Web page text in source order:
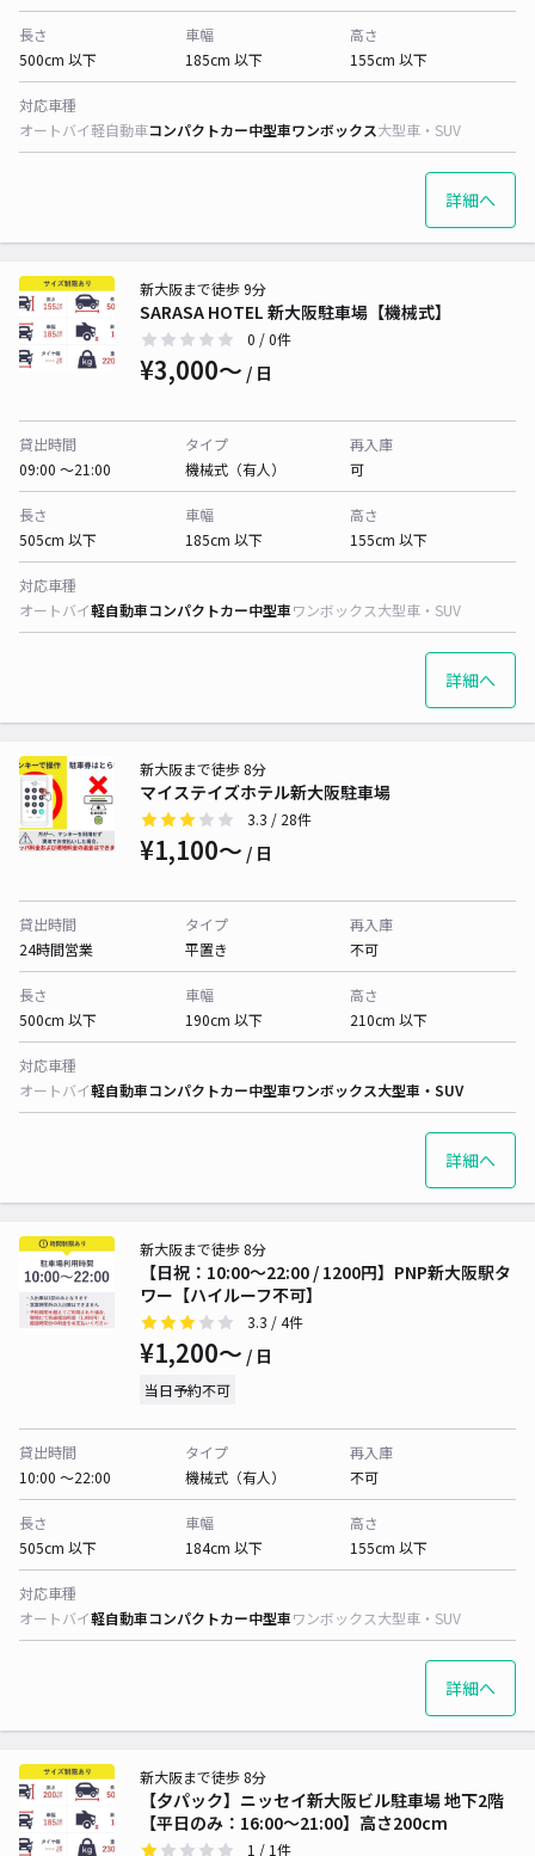
長さ
500cm 以下
車幅
185cm 以下
高さ
155cm 以下
対応車種
オートバイ軽自動車コンパクトカー中型車ワンボックス大型車・SUV
詳細へ
SARASA HOTEL 新大阪駐車場【機械式】
新大阪まで徒歩 9分
0 / 0件
¥3,000〜 / 日
貸出時間
09:00 〜21:00
タイプ
機械式（有人）
再入庫
可
長さ
505cm 以下
車幅
185cm 以下
高さ
155cm 以下
対応車種
オートバイ軽自動車コンパクトカー中型車ワンボックス大型車・SUV
詳細へ
マイステイズホテル新大阪駐車場
新大阪まで徒歩 8分
3.3 / 28件
¥1,100〜 / 日
貸出時間
24時間営業
タイプ
平置き
再入庫
不可
長さ
500cm 以下
車幅
190cm 以下
高さ
210cm 以下
対応車種
オートバイ軽自動車コンパクトカー中型車ワンボックス大型車・SUV
詳細へ
【日祝：10:00～22:00 / 1200円】PNP新大阪駅タ
ワー【ハイルーフ不可】
新大阪まで徒歩 8分
3.3 / 4件
¥1,200〜 / 日
当日予約不可
貸出時間
10:00 〜22:00
タイプ
機械式（有人）
再入庫
不可
長さ
505cm 以下
車幅
184cm 以下
高さ
155cm 以下
対応車種
オートバイ軽自動車コンパクトカー中型車ワンボックス大型車・SUV
詳細へ
【夕パック】ニッセイ新大阪ビル駐車場 地下2階
【平日のみ：16:00～21:00】高さ200cm
新大阪まで徒歩 8分
1 / 1件